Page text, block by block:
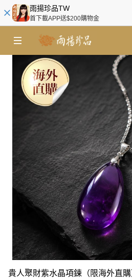
雨揚珍品TW
首下載APP送$200購物金
貴人聚財紫水晶項鍊（限海外直